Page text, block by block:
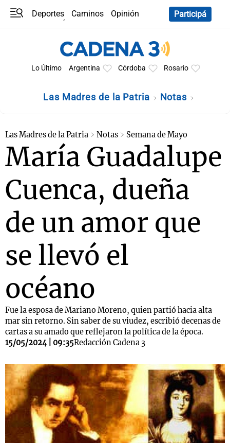
Deportes Caminos
Opinión
Participá
Lo Último Argentina Córdoba Rosario
Las Madres de la Patria Notas
Las Madres de la Patria Notas Semana de Mayo
María Guadalupe
Cuenca, dueña
de un amor que
se llevó el
océano
Fue la esposa de Mariano Moreno, quien partió hacia alta
mar sin retorno. Sin saber de su viudez, escribió decenas de
cartas a su amado que reflejaron la política de la época.
15/05/2024 | 09:35Redacción Cadena 3